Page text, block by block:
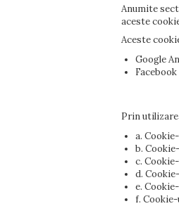
Anumite
aceste
Aceste
Google
Prin
a.
b.
c.
d.
e.
f.